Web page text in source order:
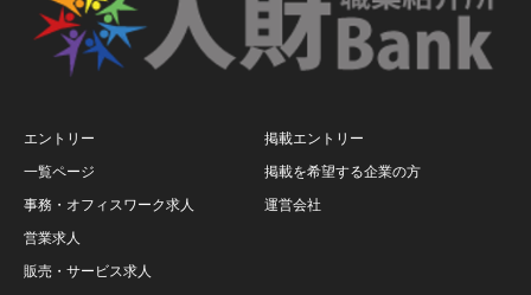
エントリー
一覧ページ
事務・オフィスワーク求人
営業求人
販売・サービス求人
掲載エントリー
掲載を希望する企業の方
運営会社